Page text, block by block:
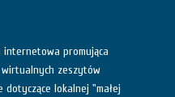
internetowa promująca
wirtualnych zeszytów
lokalnej "małej